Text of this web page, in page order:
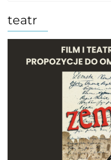
teatr